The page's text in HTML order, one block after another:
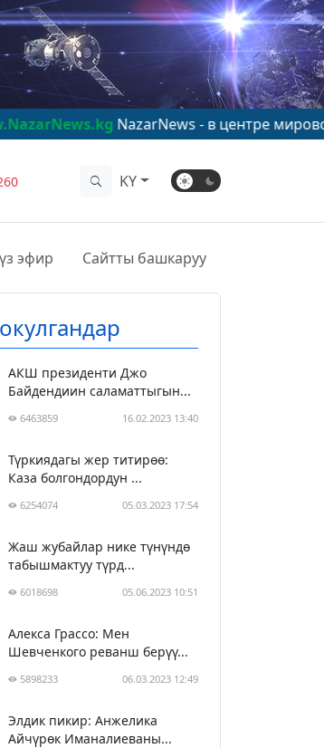
NazarNews - в центре мирового
KY
эфир Сайтты башкаруу
АКШ президенти Джо
Байдендиин саламаттыгын...
6463859 16.02.2023 13:40
Түркиядагы жер титирөө:
Каза болгондордун ...
6254074 05.03.2023 17:54
Жаш жубайлар нике түнүндө
табышмактуу түрд...
6018698 05.06.2023 10:51
Алекса Грассо: Мен
Шевченкого реванш берүү...
5898233 06.03.2023 12:49
Элдик пикир: Анжелика
Айчүрөк Иманалиеваны...